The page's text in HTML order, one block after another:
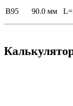
В95 90.0 мм